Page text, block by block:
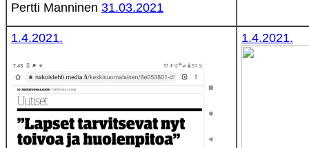
Pertti Manninen 31.03.2021
1.4.2021. 1.4.2021.